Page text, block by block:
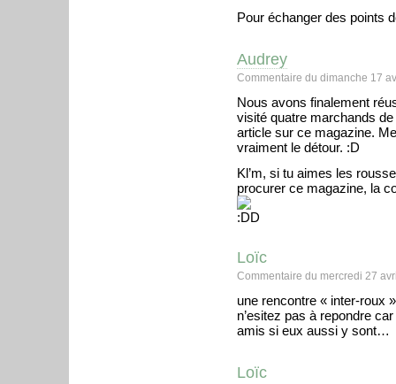
Pour échanger des points
Audrey
Commentaire du dimanche 17
Nous avons finalement
visité quatre marchands
article sur ce magazine.
vraiment le détour. :D
Kl’m, si tu aimes les
procurer ce magazine, la
Loïc
Commentaire du mercredi 27
une rencontre « inter-roux
n’esitez pas à repondre
amis si eux aussi y sont…
Loïc